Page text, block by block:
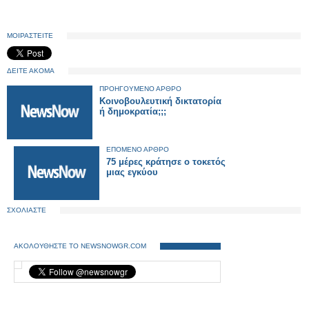
ΜΟΙΡΑΣΤΕΙΤΕ
ΔΕΙΤΕ ΑΚΟΜΑ
ΠΡΟΗΓΟΥΜΕΝΟ ΑΡΘΡΟ
Κοινοβουλευτική δικτατορία
ή δημοκρατία;;;
ΕΠΟΜΕΝΟ ΑΡΘΡΟ
75 μέρες κράτησε ο τοκετός
μιας εγκύου
ΣΧΟΛΙΑΣΤΕ
ΑΚΟΛΟΥΘΗΣΤΕ ΤΟ NEWSNOWGR.COM